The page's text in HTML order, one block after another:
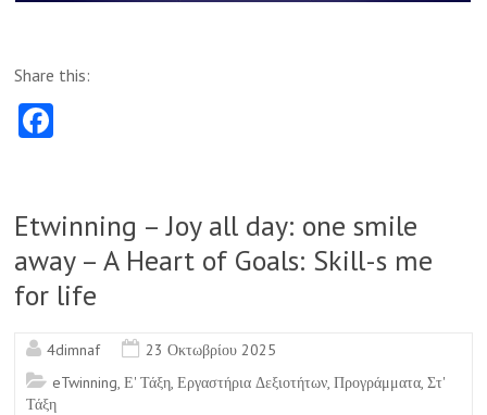
Share this:
o
o
k
Etwinning – Joy all day: one smile
away – A Heart of Goals: Skill-s me
for life
4dimnaf
23 Οκτωβρίου 2025
eTwinning ,Ε' Τάξη ,Εργαστήρια Δεξιοτήτων ,Προγράμματα ,Στ'
Τάξη